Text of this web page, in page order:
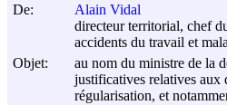
De:
Alain Vidal
directeur territorial, chef
accidents du travail et
Objet:
au nom du ministre de la
justificatives relatives aux
régularisation, et